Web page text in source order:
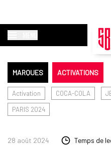
MARQUES ACTIVATIONS
Activation COCA-COLA
PARIS 2024
28 août 2024 Temps de